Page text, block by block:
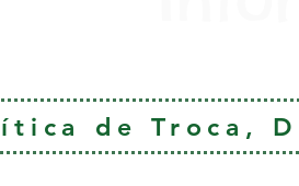
de Troca,